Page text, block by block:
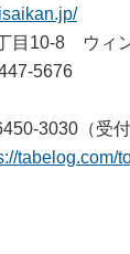
目10-8 ウィ
5676
3030（受付
tabelog.com/